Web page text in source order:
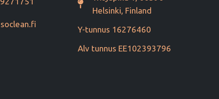
Helsinki, Finland
Y-tunnus 16276460
Alv tunnus EE102393796